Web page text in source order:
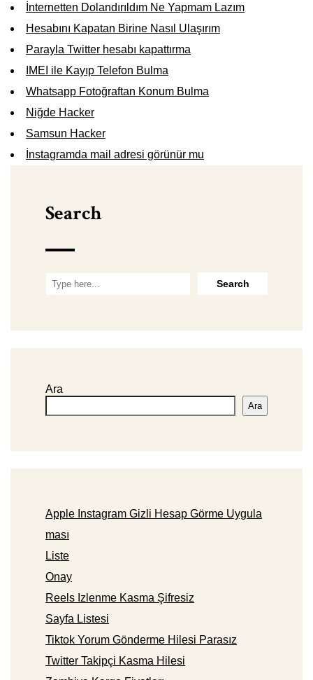
İnternetten Dolandırıldım Ne Yapmam Lazım
Hesabını Kapatan Birine Nasıl Ulaşırım
Parayla Twitter hesabı kapattırma
IMEI ile Kayıp Telefon Bulma
Whatsapp Fotoğraftan Konum Bulma
Niğde Hacker
Samsun Hacker
İnstagramda mail adresi görünür mu
Search
Ara
Ara
Apple Instagram Gizli Hesap Görme Uygula
ması
Liste
Onay
Reels Izlenme Kasma Şifresiz
Sayfa Listesi
Tiktok Yorum Gönderme Hilesi Parasız
Twitter Takipçi Kasma Hilesi